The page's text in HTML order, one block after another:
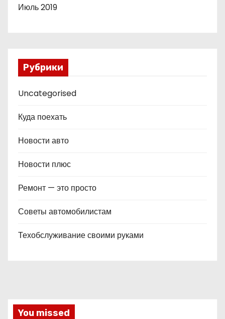
Июль 2019
Рубрики
Uncategorised
Куда поехать
Новости авто
Новости плюс
Ремонт — это просто
Советы автомобилистам
Техобслуживание своими руками
You missed